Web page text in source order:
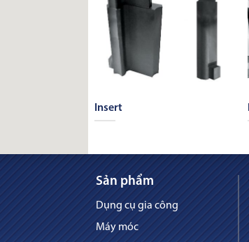
Insert
Sản phẩm
Dụng cụ gia công
Máy móc